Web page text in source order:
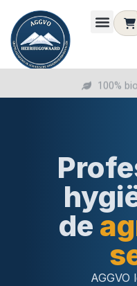
100%
de
AGGVO